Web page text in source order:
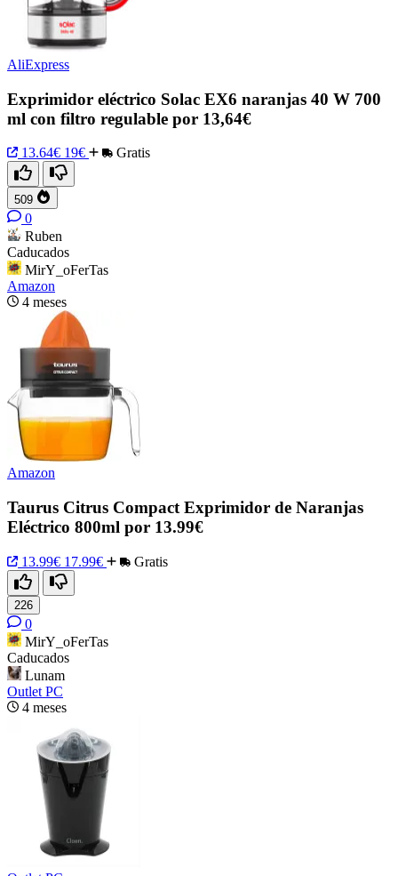
AliExpress
Exprimidor eléctrico Solac EX6 naranjas 40 W 700
ml con filtro regulable por 13,64€
13.64€ 19€ Gratis
509
0
Ruben
Caducados
MirY_oFerTas
Amazon
4 meses
Amazon
Taurus Citrus Compact Exprimidor de Naranjas
Eléctrico 800ml por 13.99€
13.99€ 17.99€ Gratis
226
0
MirY_oFerTas
Caducados
Lunam
Outlet PC
4 meses